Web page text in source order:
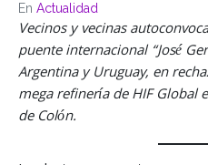
En Actualidad
Vecinos y vecinas
puente internacional “José
Argentina y Uruguay, en
mega refinería de HIF Global
de Colón.